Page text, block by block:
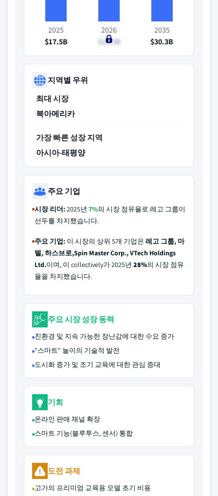
2025
$17.5B
2026
$18.3B
2035
$30.3B
지역별 우위
최대 시장
북아메리카
가장 빠른 성장 지역
아시아-태평양
주요 기업
시장 리더:2025년 7%의 시장 점유율로 레고 그룹이
선두를 차지했습니다.
주요 기업: 이 시장의 상위 5개 기업은 레고 그룹, 마
텔, 하스브로,Spin Master Corp., VTech Holdings
Ltd.이며, 이 collectively가 2025년 28%의 시장 점유
율을 차지했습니다.
주요 시장 성장 동력
친환경 및 지속 가능한 장난감에 대한 수요 증가
"스마트" 놀이의 기술적 발전
도시화 증가 및 조기 교육에 대한 관심 증대
기회
온라인 판매 채널 확장
스마트 기능(블루투스, 센서) 통합
도전 과제
고가의 프리미엄 교육용 모델 초기 비용